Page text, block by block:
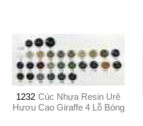
1232 Cúc Nhựa Resin Urê
Hươu Cao Giraffe 4 Lỗ Bóng